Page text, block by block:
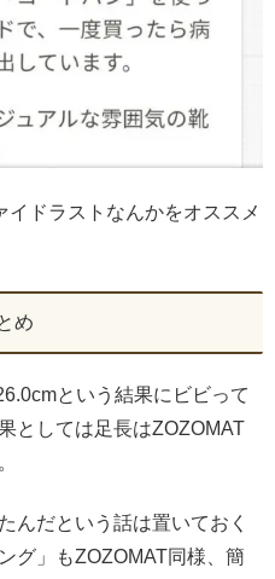
ドラストなんかをオススメ
め
という結果にビビって
としては足長はZOZOMAT
んだという話は置いておく
グ」もZOZOMAT同様、簡